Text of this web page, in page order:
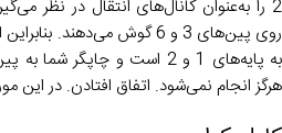
2 را به‌عنوان کانال‌های انتقال در نظر
روی پین‌های 3 و 6 گوش می‌دهند.
هرگز انجام نمی‌شود. اتفاق افتادن. در این